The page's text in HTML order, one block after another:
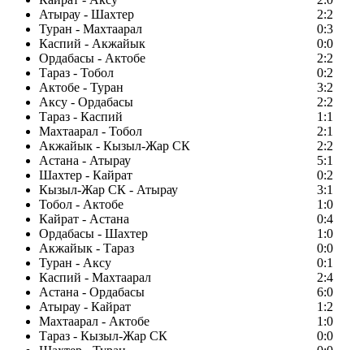
Атырау - Шахтер
2:2
Туран - Махтаарал
0:3
Каспий - Акжайык
0:0
Ордабасы - Актобе
2:2
Тараз - Тобол
0:2
Актобе - Туран
3:2
Аксу - Ордабасы
2:2
Тараз - Каспий
1:1
Махтаарал - Тобол
2:1
Акжайык - Кызыл-Жар СК
2:2
Астана - Атырау
5:1
Шахтер - Кайрат
0:2
Кызыл-Жар СК - Атырау
3:1
Тобол - Актобе
1:0
Кайрат - Астана
0:4
Ордабасы - Шахтер
1:0
Акжайык - Тараз
0:0
Туран - Аксу
0:1
Каспий - Махтаарал
2:4
Астана - Ордабасы
6:0
Атырау - Кайрат
1:2
Махтаарал - Актобе
1:0
Тараз - Кызыл-Жар СК
0:0